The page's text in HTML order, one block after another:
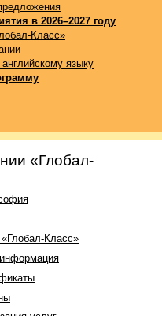
в 2026–2027 году
Класс»
языку
«Глобал-
Класс»
информация